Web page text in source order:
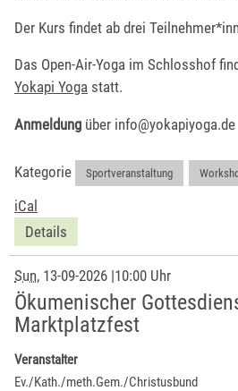
Der Kurs findet ab drei
Das Open-Air-Yoga im Schlosshof
Yokapi Yoga statt.
Anmeldung über info@yokapiyoga.de
Kategorie Sportveranstaltung
iCal
Details
Sun, 13-09-2026 |10:00 Uhr
Ökumenischer
Marktplatzfest
Veranstalter
Ev./Kath./meth.Gem./Christusbund